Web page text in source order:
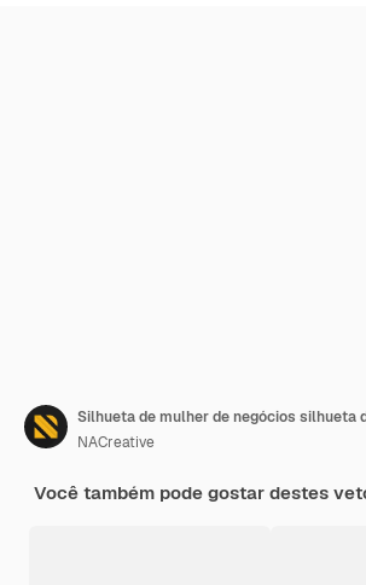
Silhueta de mulher de negócios silhueta
NACreative
Você também pode gostar destes